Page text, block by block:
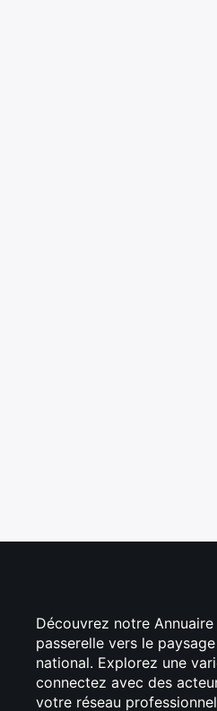
Découvrez notre
passerelle vers le
national. Explorez une
connectez avec des
votre réseau